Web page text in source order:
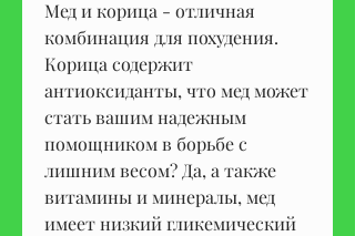
Мед и корица - отличная
комбинация для похудения.
Корица содержит
антиоксиданты, что мед может
стать вашим надежным
помощником в борьбе с
лишним весом? Да, а также
витамины и минералы, мед
имеет низкий гликемический